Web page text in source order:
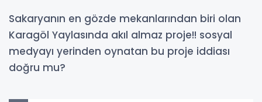
Sakaryanın en gözde mekanlarından biri olan
Karagöl Yaylasında akıl almaz proje!! sosyal
medyayı yerinden oynatan bu proje iddiası
doğru mu?